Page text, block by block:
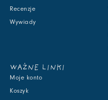
Recenzje
Wywiady
WAŻNE LINKI
Moje konto
Koszyk